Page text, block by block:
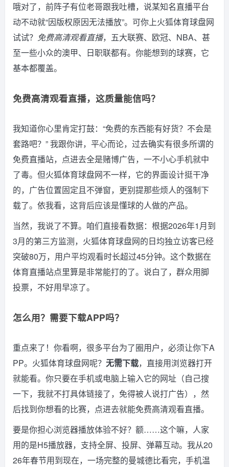
哦对了，前阵子有位老哥跟我吐槽，说某知名直播平台
动不动就“因版权原因无法播放”。可你上火狐体育球盘网
试试？ 免费高清观看直播，五大联赛、欧冠、NBA、甚
至一些小众的澳甲、日职联都有。你能想到的球赛，它
基本都覆盖。
免费高清观看直播，这质量能信吗？
我知道你心里肯定打鼓：“免费的东西能有好货？不会是
套路吧？” 我跟你讲，平心而论，过去确实有很多所谓的
免费直播站，点进去全是赌博广告，一不小心手机就中
了毒。但火狐体育球盘网不一样，它的界面设计挺干净
的，广告位置固定且不弹窗，更别提那些烦人的强制下
载了。依我看，这背后应该是懂球的人做的产品。
当然，我说了不算。咱们直接看数据：根据2026年1月到
3月的第三方监测，火狐体育球盘网的日均独立访客已经
突破80万，用户平均观看时长超过45分钟。这个数据在
体育直播站点里算是非常能打的了。说白了，群众用脚
投票，不好用早凉了。
怎么用？需要下载APP吗？
重点来了！你看啊，很多平台为了圈用户，必须让你下A
PP。火狐体育球盘网呢？ 无需下载，直接用浏览器打开
就能看。你只要在手机或电脑上输入它的网址（自己搜
一下，我就不打具体链接了，免得被人说打广告），然
后找到你想看的比赛，点进去就能免费高清观看直播。
要是你担心浏览器播放体验不好？额……这个嘛，人家
用的是H5播放器，支持全屏、投屏、弹幕互动。我从20
26年春节用到现在，一场完整的曼城德比看完，手机温